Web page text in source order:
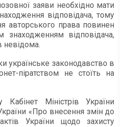
заяви необхідно мати
відповідача, тому
авторського права повинен
знаходженням відповідача,
невідома.
українське законодавство в
піратством не стоїть на
Міністрів України
«Про внесення змін до
України щодо захисту